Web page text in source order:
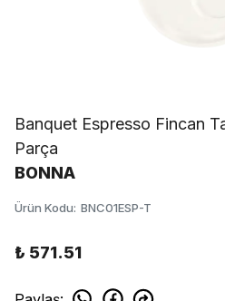
Banquet Espresso Fincan
Parça
BONNA
Ürün Kodu: BNC01ESP-T
₺ 571.51